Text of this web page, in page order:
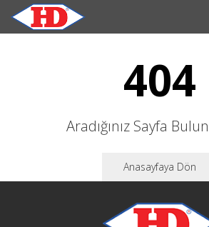
404
Aradığınız Sayfa
Anasayfaya Dön